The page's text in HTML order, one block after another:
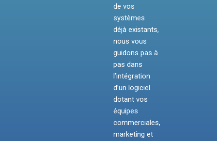
de vos
systèmes
déjà existants,
nous vous
guidons pas à
pas dans
l’intégration
d’un logiciel
dotant vos
équipes
commerciales,
marketing et